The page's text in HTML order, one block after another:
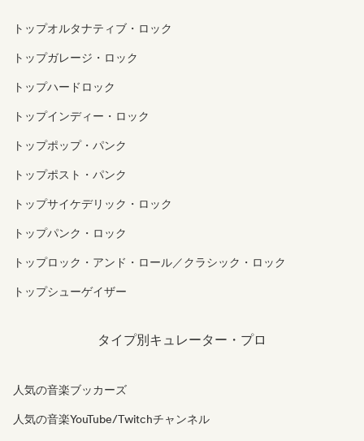
トップオルタナティブ・ロック
トップガレージ・ロック
トップハードロック
トップインディー・ロック
トップポップ・パンク
トップポスト・パンク
トップサイケデリック・ロック
トップパンク・ロック
トップロック・アンド・ロール／クラシック・ロック
トップシューゲイザー
タイプ別キュレーター・プロ
人気の音楽ブッカーズ
人気の音楽YouTube/Twitchチャンネル